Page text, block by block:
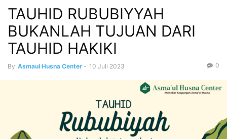
TAUHID RUBUBIYYAH
BUKANLAH TUJUAN DARI
TAUHID HAKIKI
By Asmaul Husna Center - 10 Juli 2023 0